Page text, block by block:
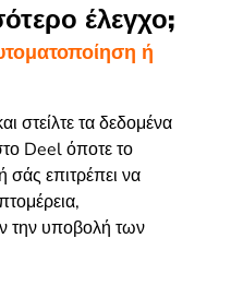
έλεγχο;
ή
στείλτε τα δεδομένα
Deel όποτε το
σάς επιτρέπει να
την υποβολή των